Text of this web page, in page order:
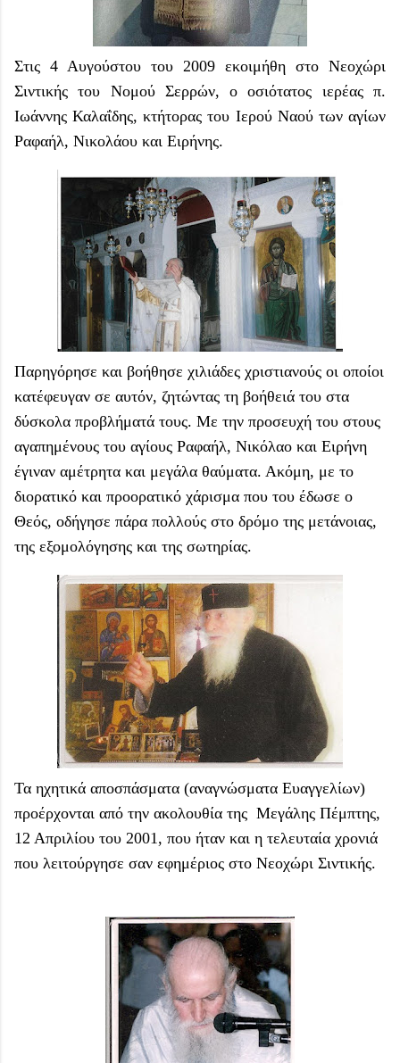
Στις 4 Αυγούστου του 2009 εκοιμήθη στο Νεοχώρι
Σιντικής του Νομού Σερρών, ο οσιότατος ιερέας π.
Ιωάννης Καλαΐδης, κτήτορας του Ιερού Ναού των αγίων
Ραφαήλ, Νικολάου και Ειρήνης.
Παρηγόρησε και βοήθησε χιλιάδες χριστιανούς οι οποίοι
κατέφευγαν σε αυτόν, ζητώντας τη βοήθειά του στα
δύσκολα προβλήματά τους. Με την προσευχή του στους
αγαπημένους του αγίους Ραφαήλ, Νικόλαο και Ειρήνη
έγιναν αμέτρητα και μεγάλα θαύματα. Ακόμη, με το
διορατικό και προορατικό χάρισμα που του έδωσε ο
Θεός, οδήγησε πάρα πολλούς στο δρόμο της μετάνοιας,
της εξομολόγησης και της σωτηρίας.
Τα ηχητικά αποσπάσματα (αναγνώσματα Ευαγγελίων)
προέρχονται από την ακολουθία της Μεγάλης Πέμπτης,
12 Απριλίου του 2001, που ήταν και η τελευταία χρονιά
που λειτούργησε σαν εφημέριος στο Νεοχώρι Σιντικής.